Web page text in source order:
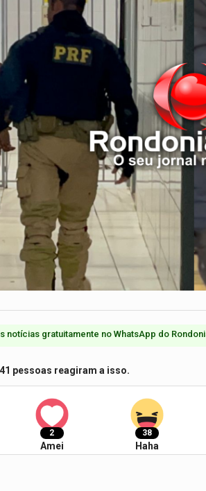
notícias gratuitamente no WhatsApp do
41 pessoas reagiram a isso.
2
Amei
38
Haha